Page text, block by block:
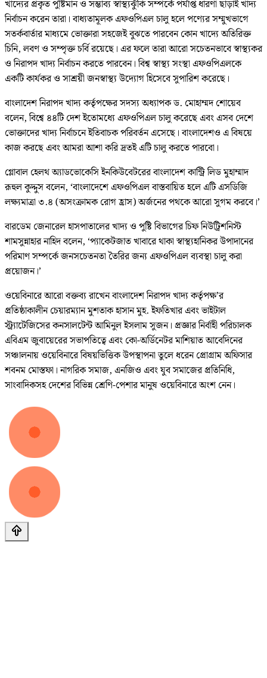
খাদ্যের প্রকৃত পুষ্টিমান ও সম্ভাব্য স্বাস্থ্যঝুঁকি সম্পর্কে পর্যাপ্ত ধারণা ছাড়াই খাদ্য
নির্বাচন করেন তারা। বাধ্যতামূলক এফওপিএল চালু হলে পণ্যের সম্মুখভাগে
সতর্কবার্তার মাধ্যমে ভোক্তারা সহজেই বুঝতে পারবেন কোন খাদ্যে অতিরিক্ত
চিনি, লবণ ও সম্পৃক্ত চর্বি রয়েছে। এর ফলে তারা আরো সচেতনভাবে স্বাস্থ্যকর
ও নিরাপদ খাদ্য নির্বাচন করতে পারবেন। বিশ্ব স্বাস্থ্য সংস্থা এফওপিএলকে
একটি কার্যকর ও সাশ্রয়ী জনস্বাস্থ্য উদ্যোগ হিসেবে সুপারিশ করেছে।
বাংলাদেশ নিরাপদ খাদ্য কর্তৃপক্ষের সদস্য অধ্যাপক ড. মোহাম্মদ শোয়েব
বলেন, বিশ্বে ৪৪টি দেশ ইতোমধ্যে এফওপিএল চালু করেছে এবং এসব দেশে
ভোক্তাদের খাদ্য নির্বাচনে ইতিবাচক পরিবর্তন এসেছে। বাংলাদেশও এ বিষয়ে
কাজ করছে এবং আমরা আশা করি দ্রতই এটি চালু করতে পারবো।
গ্লোবাল হেলথ অ্যাডভোকেসি ইনকিউবেটরের বাংলাদেশ কান্ট্রি লিড মুহাম্মাদ
রূহুল কুদ্দুস বলেন, ‘বাংলাদেশে এফওপিএল বাস্তবায়িত হলে এটি এসডিজি
লক্ষ্যমাত্রা ৩.৪ (অসংক্রামক রোগ হ্রাস) অর্জনের পথকে আরো সুগম করবে।’
বারডেম জেনারেল হাসপাতালের খাদ্য ও পুষ্টি বিভাগের চিফ নিউট্রিশনিস্ট
শামসুন্নাহার নাহিদ বলেন, ‘প্যাকেটজাত খাবারে থাকা স্বাস্থ্যহানিকর উপাদানের
পরিমাণ সম্পর্কে জনসচেতনতা তৈরির জন্য এফওপিএল ব্যবস্থা চালু করা
প্রয়োজন।’
ওয়েবিনারে আরো বক্তব্য রাখেন বাংলাদেশ নিরাপদ খাদ্য কর্তৃপক্ষ’র
প্রতিষ্ঠাকালীন চেয়ারম্যান মুশতাক হাসান মুহ. ইফতিখার এবং ভাইটাল
স্ট্র্যাটেজিসের কনসালটেন্ট আমিনুল ইসলাম সুজন। প্রজ্ঞার নির্বাহী পরিচালক
এবিএম জুবায়েরের সভাপতিত্বে এবং কো-অর্ডিনেটর মাশিয়াত আবেদিনের
সঞ্চালনায় ওয়েবিনারে বিষয়ভিত্তিক উপস্থাপনা তুলে ধরেন প্রোগ্রাম অফিসার
শবনম মোস্তফা। নাগরিক সমাজ, এনজিও এবং যুব সমাজের প্রতিনিধি,
সাংবাদিকসহ দেশের বিভিন্ন শ্রেণি-পেশার মানুষ ওয়েবিনারে অংশ নেন।